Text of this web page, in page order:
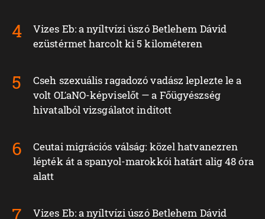
Vizes Eb: a nyíltvízi úszó Betlehem Dávid
ezüstérmet harcolt ki 5 kilométeren
Cseh szexuális ragadozó vadász leplezte le a
volt OĽaNO-képviselőt — a Főügyészség
hivatalból vizsgálatot indított
Ceutai migrációs válság: közel hatvanezren
lépték át a spanyol-marokkói határt alig 48 óra
alatt
Vizes Eb: a nyíltvízi úszó Betlehem Dávid